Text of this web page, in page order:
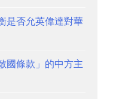
是否允英偉達對華
國條款」的中方主